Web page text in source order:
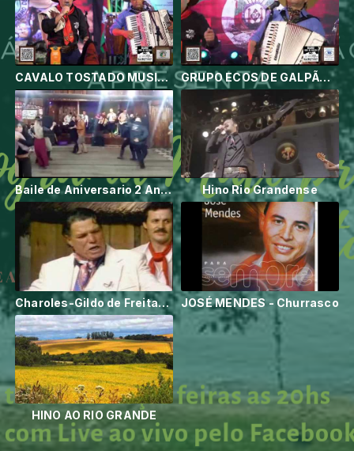
CAVALO TOSTADO MUSICA DE BILMAR AGUIAR C GRUPO ECOS DE GALPAO GRUPO ECOS DE GALPÃO VANERÃO DA NOITE INTEIRA
Baile de Aniversario 2 Anos da Radio Ecos de Galpão VID 20160810 WA00391 Hino Rio Grandense
Charoles-Gildo de Freitas - Eu reconheço que sou grosso JOSÉ MENDES - Churrasco
HINO AO RIO GRANDE